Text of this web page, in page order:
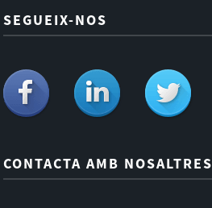
SEGUEIX-NOS
CONTACTA AMB NOSALTRES